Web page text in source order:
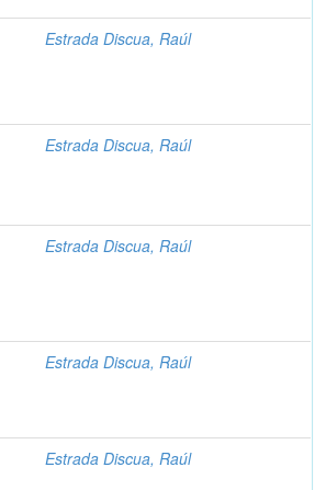
Estrada Discua, Raúl
Estrada Discua, Raúl
Estrada Discua, Raúl
Estrada Discua, Raúl
Estrada Discua, Raúl